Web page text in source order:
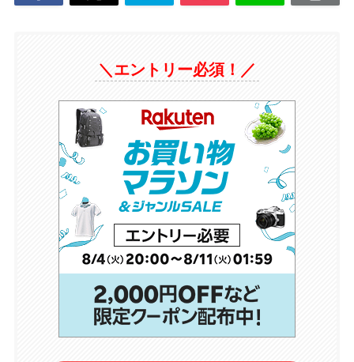
＼エントリー必須！／